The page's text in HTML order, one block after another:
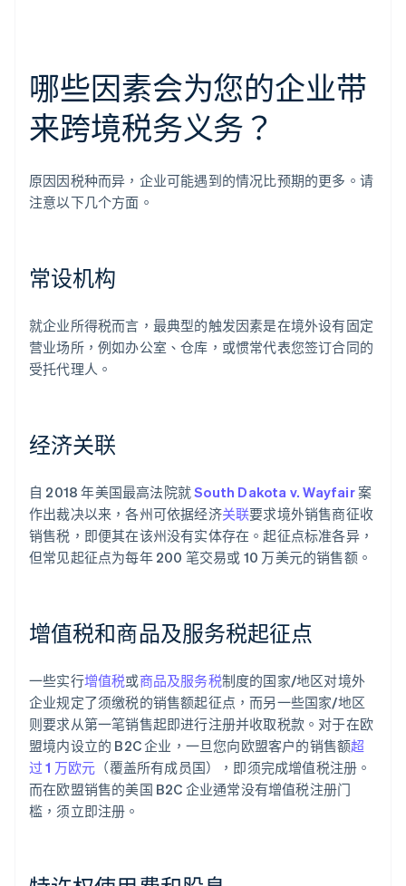
哪些因素会为您的企业带
来跨境税务义务？
原因因税种而异，企业可能遇到的情况比预期的更多。请
注意以下几个方面。
常设机构
就企业所得税而言，最典型的触发因素是在境外设有固定
营业场所，例如办公室、仓库，或惯常代表您签订合同的
受托代理人。
经济关联
自 2018 年美国最高法院就South Dakota v. Wayfair案
作出裁决以来，各州可依据经济关联要求境外销售商征收
销售税，即便其在该州没有实体存在。起征点标准各异，
但常见起征点为每年 200 笔交易或 10 万美元的销售额。
增值税和商品及服务税起征点
一些实行增值税或商品及服务税制度的国家/地区对境外
企业规定了须缴税的销售额起征点，而另一些国家/地区
则要求从第一笔销售起即进行注册并收取税款。对于在欧
盟境内设立的 B2C 企业，一旦您向欧盟客户的销售额超
过 1 万欧元 （覆盖所有成员国），即须完成增值税注册。
而在欧盟销售的美国 B2C 企业通常没有增值税注册门
槛，须立即注册。